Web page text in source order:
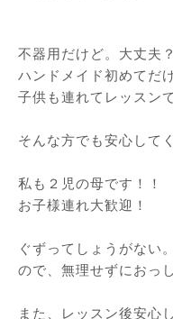
不器用だけど。大丈夫？
ハンドメイド初めてだ
子供も連れてレッスン
そんな方でも安心して
私も２児の母です！！
お子様連れ大歓迎！
ぐずってしょうがない
ので、無理せずにおっ
また、レッスン後安心